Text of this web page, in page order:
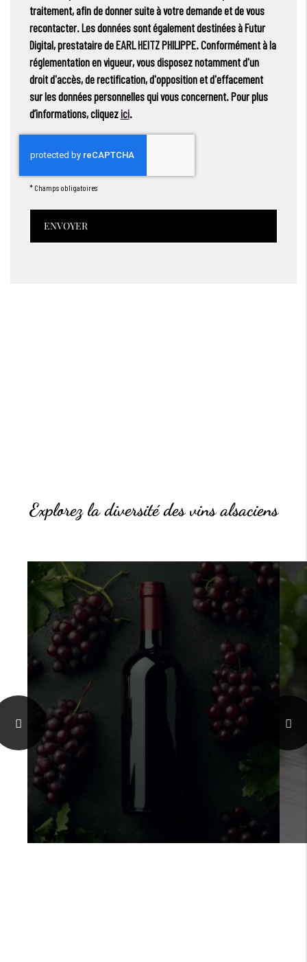
traitement, afin de donner suite à votre demande et de vous
recontacter. Les données sont également destinées à Futur
Digital, prestataire de EARL HEITZ PHILIPPE. Conformément à la
réglementation en vigueur, vous disposez notamment d'un
droit d'accès, de rectification, d'opposition et d'effacement
sur les données personnelles qui vous concernent. Pour plus
d’informations, cliquezici.
* Champs obligatoires
Explorez la diversité des vins alsaciens